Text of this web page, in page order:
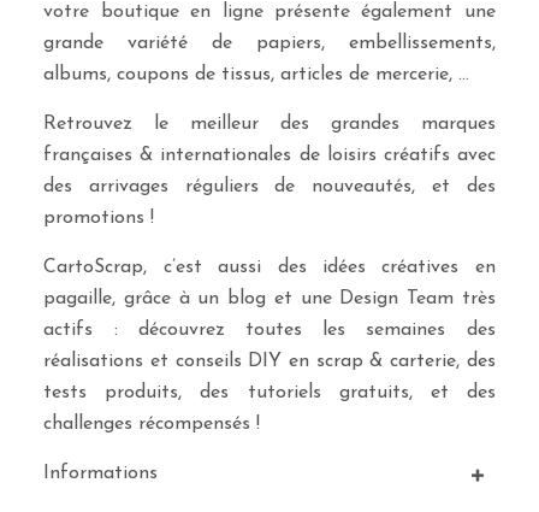
votre boutique en ligne présente également une
grande variété de papiers, embellissements,
albums, coupons de tissus, articles de mercerie, …
Retrouvez le meilleur des grandes marques
françaises & internationales de loisirs créatifs avec
des arrivages réguliers de nouveautés, et des
promotions !
CartoScrap, c’est aussi des idées créatives en
pagaille, grâce à un blog et une Design Team très
actifs : découvrez toutes les semaines des
réalisations et conseils DIY en scrap & carterie, des
tests produits, des tutoriels gratuits, et des
challenges récompensés !
Informations